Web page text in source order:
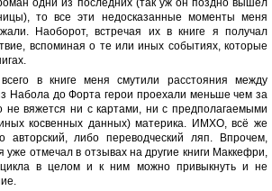
то все эти недосказанные моменты меня
Наоборот, встречая их в книге я получал
вспоминая о те или иных событиях, которые
в книге меня смутили расстояния между
Набола до Форта герои проехали меньше чем за
не вяжется ни с картами, ни с предполагаемыми
косвенных данных) материка. ИМХО, всё же
либо переводческий ляп. Впрочем,
уже отмечал в отзывах на другие книги Маккефри,
цикла в целом и к ним можно привыкнуть и не